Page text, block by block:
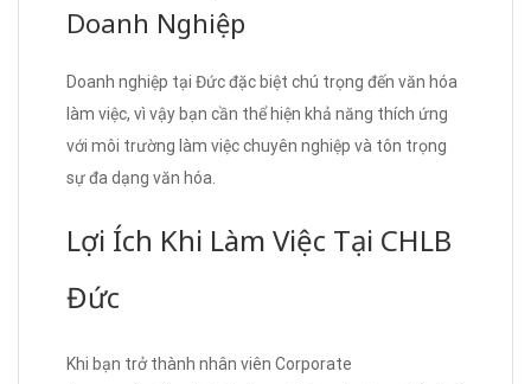
Doanh Nghiệp
Doanh nghiệp tại Đức đặc biệt chú trọng đến văn hóa
làm việc, vì vậy bạn cần thể hiện khả năng thích ứng
với môi trường làm việc chuyên nghiệp và tôn trọng
sự đa dạng văn hóa.
Lợi Ích Khi Làm Việc Tại CHLB
Đức
Khi bạn trở thành nhân viên Corporate